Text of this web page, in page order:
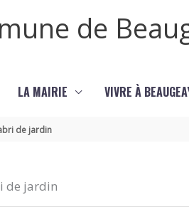
de
LA MAIRIE VIVRE À
de jardin
de jardin